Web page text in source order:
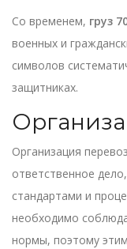
Со временем, груз
военных и
символов
защитниках.
Организация
ответственное
стандартами и
необходимо
нормы, поэтому